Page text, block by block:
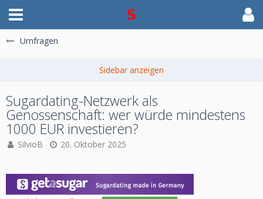
Umfragen
Sugardating-Netzwerk als
Genossenschaft: wer würde mindestens
1000 EUR investieren?
SilvioB 20. Oktober 2025